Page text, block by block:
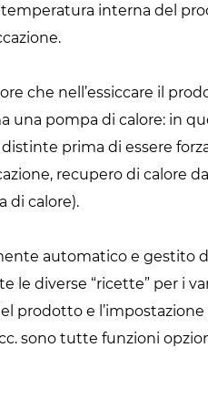
interna del
che nell’essiccare il
pompa di calore: in
prima di essere
recupero di calore
di calore).
automatico e gestito
le diverse “ricette” per i
prodotto e
sono tutte funzioni